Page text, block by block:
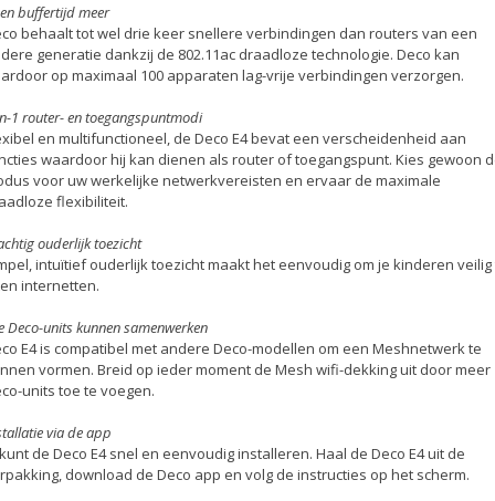
buffertijd meer
behaalt tot wel drie keer snellere verbindingen dan routers van een
generatie dankzij de 802.11ac draadloze technologie. Deco kan
op maximaal 100 apparaten lag-vrije verbindingen verzorgen.
1 router- en toegangspuntmodi
en multifunctioneel, de Deco E4 bevat een verscheidenheid aan
waardoor hij kan dienen als router of toegangspunt. Kies gewoon
voor uw werkelijke netwerkvereisten en ervaar de maximale
flexibiliteit.
ouderlijk toezicht
intuïtief ouderlijk toezicht maakt het eenvoudig om je kinderen veilig
internetten.
Deco-units kunnen samenwerken
E4 is compatibel met andere Deco-modellen om een Meshnetwerk te
vormen. Breid op ieder moment de Mesh wifi-dekking uit door meer
units toe te voegen.
via de app
de Deco E4 snel en eenvoudig installeren. Haal de Deco E4 uit de
download de Deco app en volg de instructies op het scherm.